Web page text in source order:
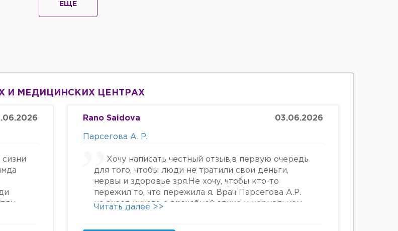
ЕЩЕ
И МЕДИЦИНСКИХ ЦЕНТРАХ
Rano Saidova 03.06.2026
Парсегова А. Р.
Хочу написать честный отзыв,в первую очередь
для того, чтобы люди не тратили свои деньги,
нервы и здоровье зря.Не хочу, чтобы кто-то
пережил то, что пережила я. Врач Парсегова А.Р.
не знает ничего о врачебной этике и нормальном
Читать далее >>